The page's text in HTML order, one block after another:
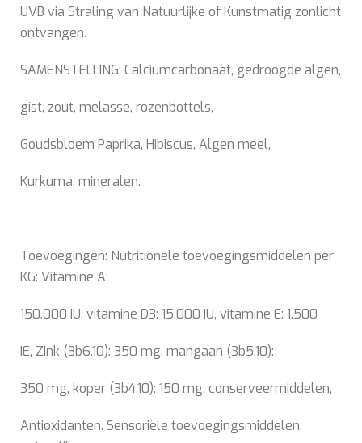
UVB via Straling van Natuurlijke of Kunstmatig zonlicht
ontvangen.
SAMENSTELLING: Calciumcarbonaat, gedroogde algen,
gist, zout, melasse, rozenbottels,
Goudsbloem Paprika, Hibiscus, Algen meel,
Kurkuma, mineralen.
Toevoegingen: Nutritionele toevoegingsmiddelen per
KG: Vitamine A:
150.000 IU, vitamine D3: 15.000 IU, vitamine E: 1.500
IE, Zink (3b6.10): 350 mg, mangaan (3b5.10):
350 mg, koper (3b4.10): 150 mg, conserveermiddelen,
Antioxidanten. Sensoriële toevoegingsmiddelen: